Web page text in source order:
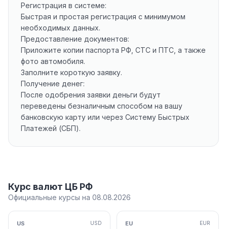
Регистрация в системе:
Быстрая и простая регистрация с минимумом
необходимых данных.
Предоставление документов:
Приложите копии паспорта РФ, СТС и ПТС, а также
фото автомобиля.
Заполните короткую заявку.
Получение денег:
После одобрения заявки деньги будут
переведены безналичным способом на вашу
банковскую карту или через Систему Быстрых
Платежей (СБП).
Курс валют ЦБ РФ
Официальные курсы на 08.08.2026
US USD EU EUR